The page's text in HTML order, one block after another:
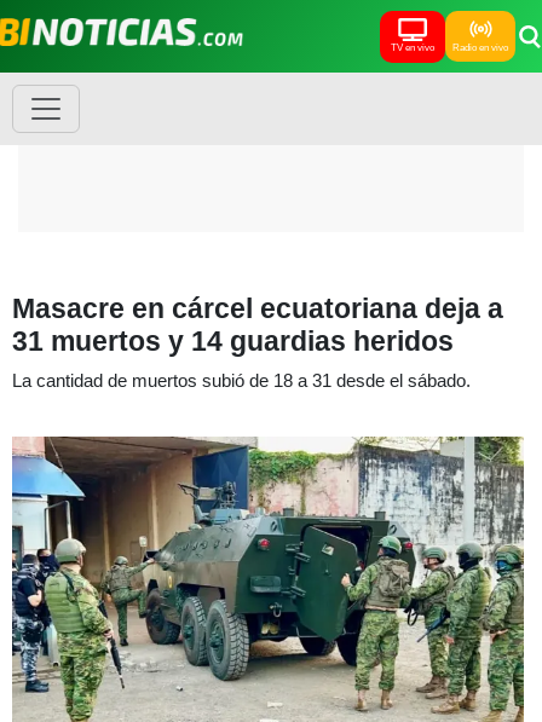
TV en vivo Radio en vivo
Masacre en cárcel ecuatoriana deja a
31 muertos y 14 guardias heridos
La cantidad de muertos subió de 18 a 31 desde el sábado.